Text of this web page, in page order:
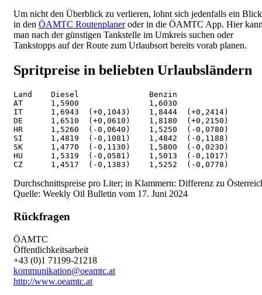
Um nicht den Überblick zu verlieren, lohnt sich jedenfalls ein Blick
in den ÖAMTC Routenplaneroder in die ÖAMTC App. Hier
man nach der günstigen Tankstelle im Umkreis suchen oder
Tankstopps auf der Route zum Urlaubsort bereits vorab planen.
Spritpreise in beliebten Urlaubsländern
Land    Diesel               Benzin
AT      1,5900               1,6030
IT      1,6943  (+0,1043)    1,8444  (+0,2414)
DE      1,6510  (+0,0610)    1,8180  (+0,2150)
HR      1,5260  (-0,0640)    1,5250  (-0,0780)
SI      1,4819  (-0,1081)    1,4842  (-0,1188)
SK      1,4770  (-0,1130)    1,5800  (-0,0230)
HU      1,5319  (-0,0581)    1,5013  (-0,1017)
CZ      1,4517  (-0,1383)    1,5252  (-0,0778)
Durchschnittspreise pro Liter; in Klammern: Differenz zu
Quelle: Weekly Oil Bulletin vom 17. Juni 2024
Rückfragen
ÖAMTC
Öffentlichkeitsarbeit
+43 (0)1 71199-21218
kommunikation@oeamtc.at
http://www.oeamtc.at